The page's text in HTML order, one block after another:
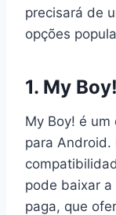
precisará de
opções
1. My Boy!
My Boy! é
para Android.
pode baixar
paga, que